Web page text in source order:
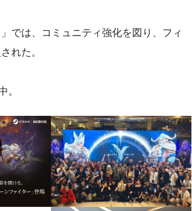
では、コミュニティ強化を図り、フィ
れた。
。